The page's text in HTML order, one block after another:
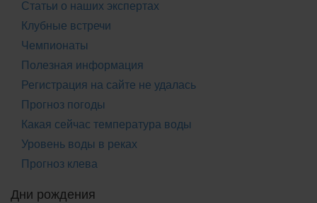
Статьи о наших экспертах
Клубные встречи
Чемпионаты
Полезная информация
Регистрация на сайте не удалась
Прогноз погоды
Какая сейчас температура воды
Уровень воды в реках
Прогноз клева
Дни рождения